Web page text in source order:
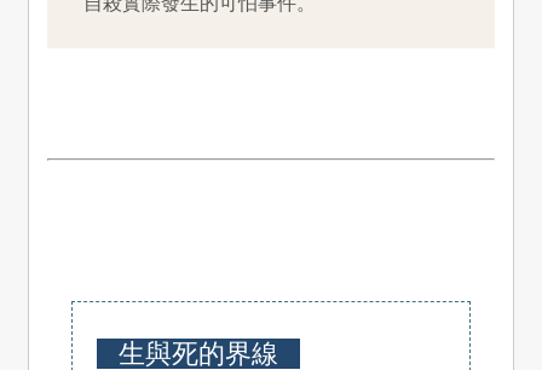
生與死的界線